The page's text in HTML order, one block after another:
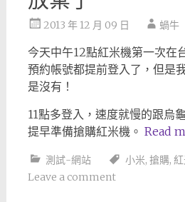
2013 年 12 月 09 日 蝸牛
今天中午12點紅米機第一次在
預約帳號都提前登入了，但是
是沒有！
11點多登入，速度就慢的跟烏
提早準備搶購紅米機。 Read
測試-網站 小米, 搶購,
Leave a comment